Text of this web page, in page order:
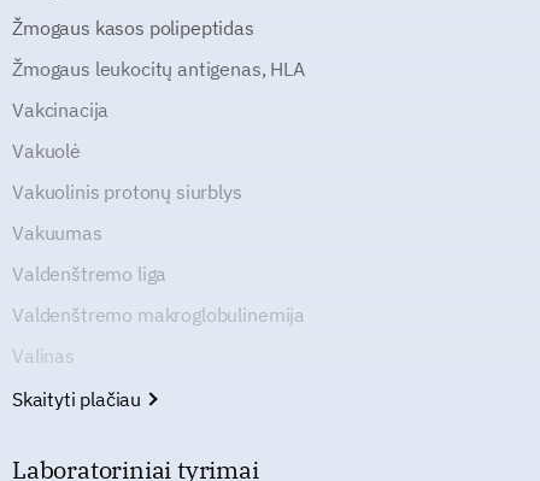
Žmogaus kasos polipeptidas
Žmogaus leukocitų antigenas, HLA
Vakcinacija
Vakuolė
Vakuolinis protonų siurblys
Vakuumas
Valdenštremo liga
Valdenštremo makroglobulinemija
Valinas
Skaityti plačiau
Laboratoriniai tyrimai